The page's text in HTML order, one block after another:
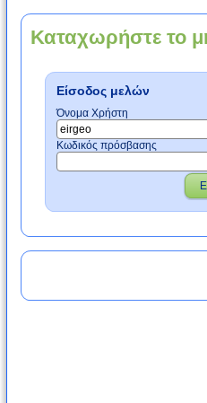
Καταχωρήστε το
Είσοδος μελών
Όνομα Χρήστη
Κωδικός πρόσβασης